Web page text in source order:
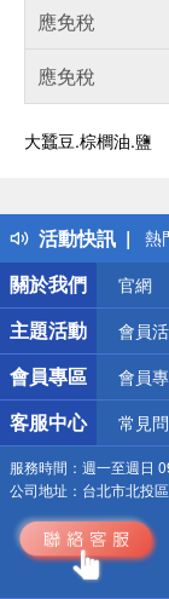
應免稅
應免稅
大蠶豆.棕櫚油.鹽
活動快訊
得
熱
銀
偏
詐
關於我們
官網
主題活動 會員
會員專區 會員
客服中心 常見
服務時間： 週一至週日
公司地址： 台北市北投